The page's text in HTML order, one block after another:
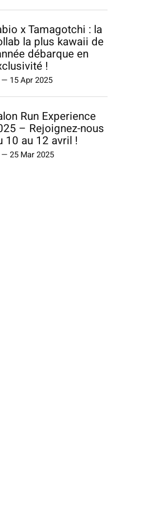
x Tamagotchi : la
la plus kawaii de
débarque en
!
— 15 Apr 2025
Run Experience
– Rejoignez-nous
10 au 12 avril !
— 25 Mar 2025